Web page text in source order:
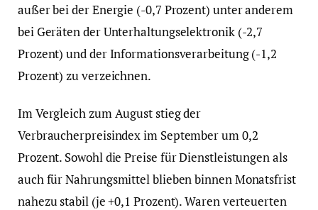
außer bei der Energie (-0,7 Prozent) unter anderem
bei Geräten der Unterhaltungselektronik (-2,7
Prozent) und der Informationsverarbeitung (-1,2
Prozent) zu verzeichnen.
Im Vergleich zum August stieg der
Verbraucherpreisindex im September um 0,2
Prozent. Sowohl die Preise für Dienstleistungen als
auch für Nahrungsmittel blieben binnen Monatsfrist
nahezu stabil (je +0,1 Prozent). Waren verteuerten